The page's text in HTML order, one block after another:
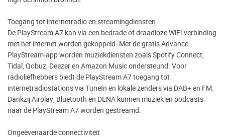
Toegang tot internetradio en streamingdiensten
De PlayStream A7 kan via een bedrade of draadloze WiFi-verbinding
met het internet worden gekoppeld. Met de gratis Advance
PlayStream-app worden muziekdiensten zoals Spotify Connect,
Tidal, Qobuz, Deezer en Amazon Music ondersteund. Voor
radioliefhebbers biedt de PlayStream A7 toegang tot
internetradiostations via TuneIn en lokale zenders via DAB+ en FM.
Dankzij Airplay, Bluetooth en DLNA kunnen muziek en podcasts
naar de PlayStream A7 worden gestreamd.
Ongeëvenaarde connectiviteit